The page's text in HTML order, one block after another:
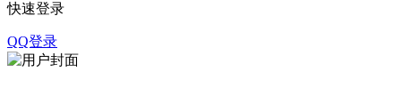
快速登录
QQ登录